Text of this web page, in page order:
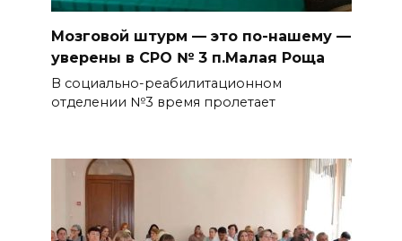
Мозговой штурм — это по-нашему —
уверены в СРО № 3 п.Малая Роща
В социально-реабилитационном
отделении №3 время пролетает